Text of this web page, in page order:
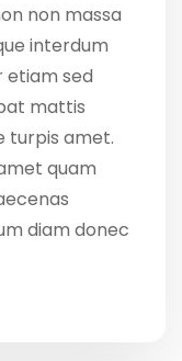
non massa
interdum
etiam sed
mattis
turpis amet.
quam
diam donec